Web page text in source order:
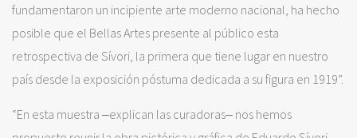
fundamentaron un incipiente arte moderno nacional, ha hecho
posible que el Bellas Artes presente al público esta
retrospectiva de Sívori, la primera que tiene lugar en nuestro
país desde la exposición póstuma dedicada a su figura en 1919”.
“En esta muestra ‒explican las curadoras‒ nos hemos